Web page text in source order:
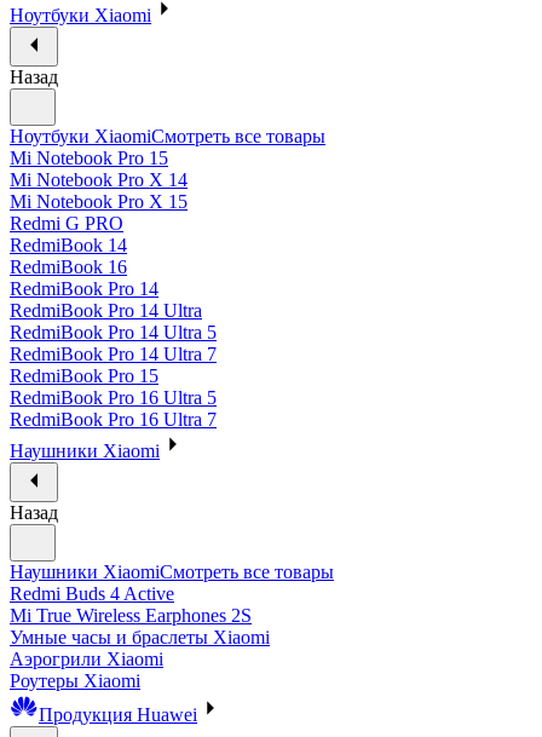
Ноутбуки Xiaomi
Назад
Ноутбуки XiaomiСмотреть все товары
Mi Notebook Pro 15
Mi Notebook Pro X 14
Mi Notebook Pro X 15
Redmi G PRO
RedmiBook 14
RedmiBook 16
RedmiBook Pro 14
RedmiBook Pro 14 Ultra
RedmiBook Pro 14 Ultra 5
RedmiBook Pro 14 Ultra 7
RedmiBook Pro 15
RedmiBook Pro 16 Ultra 5
RedmiBook Pro 16 Ultra 7
Наушники Xiaomi
Назад
Наушники XiaomiСмотреть все товары
Redmi Buds 4 Active
Mi True Wireless Earphones 2S
Умные часы и браслеты Xiaomi
Аэрогрили Xiaomi
Роутеры Xiaomi
Продукция Huawei